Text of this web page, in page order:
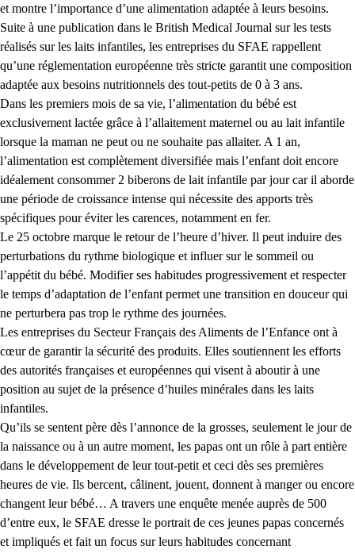
et montre l’importance d’une alimentation adaptée à leurs besoins.
Suite à une publication dans le British Medical Journal sur les tests
réalisés sur les laits infantiles, les entreprises du SFAE rappellent
qu’une réglementation européenne très stricte garantit une composition
adaptée aux besoins nutritionnels des tout-petits de 0 à 3 ans.
Dans les premiers mois de sa vie, l’alimentation du bébé est
exclusivement lactée grâce à l’allaitement maternel ou au lait infantile
lorsque la maman ne peut ou ne souhaite pas allaiter. A 1 an,
l’alimentation est complètement diversifiée mais l’enfant doit encore
idéalement consommer 2 biberons de lait infantile par jour car il aborde
une période de croissance intense qui nécessite des apports très
spécifiques pour éviter les carences, notamment en fer.
Le 25 octobre marque le retour de l’heure d’hiver. Il peut induire des
perturbations du rythme biologique et influer sur le sommeil ou
l’appétit du bébé. Modifier ses habitudes progressivement et respecter
le temps d’adaptation de l’enfant permet une transition en douceur qui
ne perturbera pas trop le rythme des journées.
Les entreprises du Secteur Français des Aliments de l’Enfance ont à
cœur de garantir la sécurité des produits. Elles soutiennent les efforts
des autorités françaises et européennes qui visent à aboutir à une
position au sujet de la présence d’huiles minérales dans les laits
infantiles.
Qu’ils se sentent père dès l’annonce de la grosses, seulement le jour de
la naissance ou à un autre moment, les papas ont un rôle à part entière
dans le développement de leur tout-petit et ceci dès ses premières
heures de vie. Ils bercent, câlinent, jouent, donnent à manger ou encore
changent leur bébé… A travers une enquête menée auprès de 500
d’entre eux, le SFAE dresse le portrait de ces jeunes papas concernés
et impliqués et fait un focus sur leurs habitudes concernant